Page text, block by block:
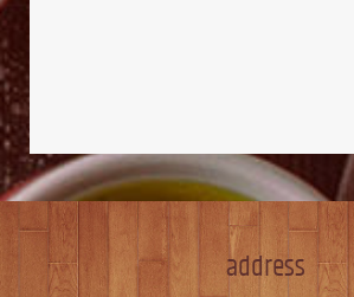
address